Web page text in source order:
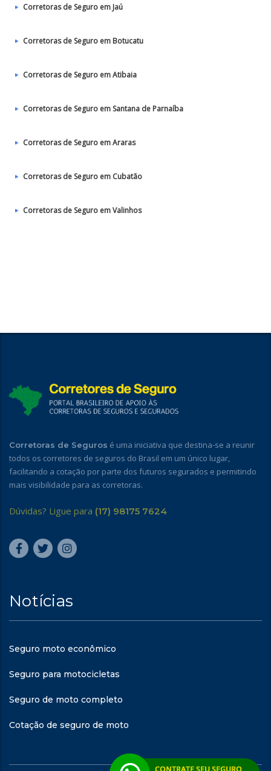
Corretoras de Seguro em Jaú
Corretoras de Seguro em Botucatu
Corretoras de Seguro em Atibaia
Corretoras de Seguro em Santana de Parnaíba
Corretoras de Seguro em Araras
Corretoras de Seguro em Cubatão
Corretoras de Seguro em Valinhos
Corretoras de Seguros é uma iniciativa que destina-se a reunir
todos os corretores de seguros do Brasil em um único lugar,
facilitando a cotação por parte dos futuros segurados e permitindo
mais visibilidade para as corretoras.
Dúvidas? Ligue para (17) 98175 7624
Notícias
Seguro moto econômico
Seguro para motocicletas
Seguro de moto completo
Cotação de seguro de moto